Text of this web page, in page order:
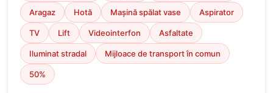
Aragaz Hotă Mașină spălat vase Aspirator
TV Lift Videointerfon Asfaltate
Iluminat stradal Mijloace de transport în comun
50%